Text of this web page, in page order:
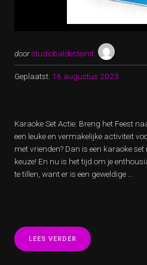
doorstudiobaldesteinit
Geplaatst: 16 augustus 2023
Karaoke Set Actie: Breng het Feest
een leuke en vermakelijke activiteit
met vrienden? Dan is een karaoke
keuze! En nu is het tijd om je
te tillen, want er is een geweldige …
LEES VERDER “KARAOKE
SET